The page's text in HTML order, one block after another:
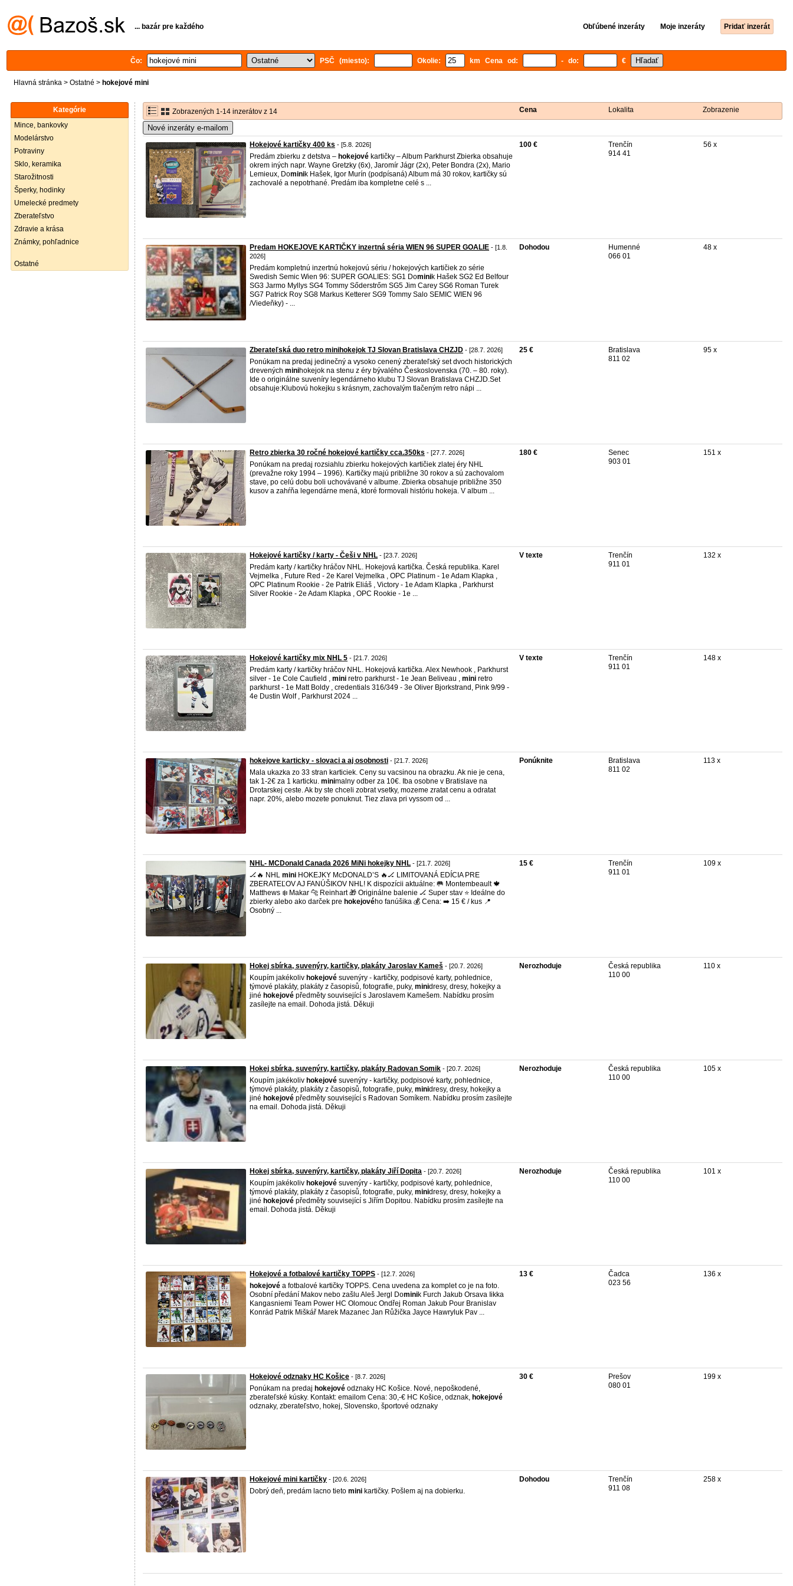
... bazár pre každého Obľúbené inzeráty Moje inzeráty Pridať inzerát
Čo: PSČ (miesto): Okolie: km Cena od: - do: €
Hlavná stránka > Ostatné > hokejové mini
Kategórie
Mince, bankovky
Modelárstvo
Potraviny
Sklo, keramika
Starožitnosti
Šperky, hodinky
Umelecké predmety
Zberateľstvo
Zdravie a krása
Známky, pohľadnice
Ostatné
Zobrazených 1-14 inzerátov z 14 Cena Lokalita Zobrazenie
Nové inzeráty e-mailom
Hokejové kartičky 400 ks - [5.8. 2026]
Predám zbierku z detstva – hokejové kartičky – Album Parkhurst Zbierka obsahuje
okrem iných napr. Wayne Gretzky (6x), Jaromír Jágr (2x), Peter Bondra (2x), Mario
Lemieux, Dominik Hašek, Igor Murín (podpísaná) Album má 30 rokov, kartičky sú
zachovalé a nepotrhané. Predám iba kompletne celé s ...
100 €
Trenčín
914 41
56 x
Predam HOKEJOVE KARTIČKY inzertná séria WIEN 96 SUPER GOALIE - [1.8.
2026]
Predám kompletnú inzertnú hokejovú sériu / hokejových kartičiek zo série
Swedish Semic Wien 96: SUPER GOALIES: SG1 Dominik Hašek SG2 Ed Belfour
SG3 Jarmo Myllys SG4 Tommy Sőderstrőm SG5 Jim Carey SG6 Roman Turek
SG7 Patrick Roy SG8 Markus Ketterer SG9 Tommy Salo SEMIC WIEN 96
/Viedeňky) - ...
Dohodou
Humenné
066 01
48 x
Zberateľská duo retro minihokejok TJ Slovan Bratislava CHZJD - [28.7. 2026]
Ponúkam na predaj jedinečný a vysoko cenený zberateľský set dvoch historických
drevených minihokejok na stenu z éry bývalého Československa (70. – 80. roky).
Ide o originálne suveníry legendárneho klubu TJ Slovan Bratislava CHZJD.Set
obsahuje:Klubovú hokejku s krásnym, zachovalým tlačeným retro nápi ...
25 €
Bratislava
811 02
95 x
Retro zbierka 30 ročné hokejové kartičky cca.350ks - [27.7. 2026]
Ponúkam na predaj rozsiahlu zbierku hokejových kartičiek zlatej éry NHL
(prevažne roky 1994 – 1996). Kartičky majú približne 30 rokov a sú zachovalom
stave, po celú dobu boli uchovávané v albume. Zbierka obsahuje približne 350
kusov a zahŕňa legendárne mená, ktoré formovali históriu hokeja. V album ...
180 €
Senec
903 01
151 x
Hokejové kartičky / karty - Češi v NHL - [23.7. 2026]
Predám karty / kartičky hráčov NHL. Hokejová kartička. Česká republika. Karel
Vejmelka , Future Red - 2e Karel Vejmelka , OPC Platinum - 1e Adam Klapka ,
OPC Platinum Rookie - 2e Patrik Eliáš , Victory - 1e Adam Klapka , Parkhurst
Silver Rookie - 2e Adam Klapka , OPC Rookie - 1e ...
V texte
Trenčín
911 01
132 x
Hokejové kartičky mix NHL 5 - [21.7. 2026]
Predám karty / kartičky hráčov NHL. Hokejová kartička. Alex Newhook , Parkhurst
silver - 1e Cole Caufield , mini retro parkhurst - 1e Jean Beliveau , mini retro
parkhurst - 1e Matt Boldy , credentials 316/349 - 3e Oliver Bjorkstrand, Pink 9/99 -
4e Dustin Wolf , Parkhurst 2024 ...
V texte
Trenčín
911 01
148 x
hokejove karticky - slovaci a aj osobnosti - [21.7. 2026]
Mala ukazka zo 33 stran karticiek. Ceny su vacsinou na obrazku. Ak nie je cena,
tak 1-2€ za 1 karticku. minimalny odber za 10€. Iba osobne v Bratislave na
Drotarskej ceste. Ak by ste chceli zobrat vsetky, mozeme zratat cenu a odratat
napr. 20%, alebo mozete ponuknut. Tiez zlava pri vyssom od ...
Ponúknite
Bratislava
811 02
113 x
NHL- MCDonald Canada 2026 MiNi hokejky NHL - [21.7. 2026]
🏒🔥 NHL mini HOKEJKY McDONALD’S 🔥🏒 LIMITOVANÁ EDÍCIA PRE
ZBERATEĽOV AJ FANÚŠIKOV NHL! K dispozícii aktuálne: 🥅 Montembeault 🍁
Matthews ❄️ Makar 🐆 Reinhart 🎁 Originálne balenie 🏒 Super stav ⭐ Ideálne do
zbierky alebo ako darček pre hokejového fanúšika 💰 Cena: ➡️ 15 € / kus 📍
Osobný ...
15 €
Trenčín
911 01
109 x
Hokej sbírka, suvenýry, kartičky, plakáty Jaroslav Kameš - [20.7. 2026]
Koupím jakékoliv hokejové suvenýry - kartičky, podpisové karty, pohlednice,
týmové plakáty, plakáty z časopisů, fotografie, puky, minidresy, dresy, hokejky a
jiné hokejové předměty související s Jaroslavem Kamešem. Nabídku prosím
zasílejte na email. Dohoda jistá. Děkuji
Nerozhoduje
Česká republika
110 00
110 x
Hokej sbírka, suvenýry, kartičky, plakáty Radovan Somik - [20.7. 2026]
Koupím jakékoliv hokejové suvenýry - kartičky, podpisové karty, pohlednice,
týmové plakáty, plakáty z časopisů, fotografie, puky, minidresy, dresy, hokejky a
jiné hokejové předměty související s Radovan Somíkem. Nabídku prosím zasílejte
na email. Dohoda jistá. Děkuji
Nerozhoduje
Česká republika
110 00
105 x
Hokej sbírka, suvenýry, kartičky, plakáty Jiří Dopita - [20.7. 2026]
Koupím jakékoliv hokejové suvenýry - kartičky, podpisové karty, pohlednice,
týmové plakáty, plakáty z časopisů, fotografie, puky, minidresy, dresy, hokejky a
jiné hokejové předměty související s Jiřím Dopitou. Nabídku prosím zasílejte na
email. Dohoda jistá. Děkuji
Nerozhoduje
Česká republika
110 00
101 x
Hokejové a fotbalové kartičky TOPPS - [12.7. 2026]
hokejové a fotbalové kartičky TOPPS. Cena uvedena za komplet co je na foto.
Osobní předání Makov nebo zašlu Aleš Jergl Dominik Furch Jakub Orsava Iikka
Kangasniemi Team Power HC Olomouc Ondřej Roman Jakub Pour Branislav
Konrád Patrik Miškář Marek Mazanec Jan Růžička Jayce Hawryluk Pav ...
13 €
Čadca
023 56
136 x
Hokejové odznaky HC Košice - [8.7. 2026]
Ponúkam na predaj hokejové odznaky HC Košice. Nové, nepoškodené,
zberateľské kúsky. Kontakt: emailom Cena: 30,-€ HC Košice, odznak, hokejové
odznaky, zberateľstvo, hokej, Slovensko, športové odznaky
30 €
Prešov
080 01
199 x
Hokejové mini kartičky - [20.6. 2026]
Dobrý deň, predám lacno tieto mini kartičky. Pošlem aj na dobierku.
Dohodou
Trenčín
911 08
258 x